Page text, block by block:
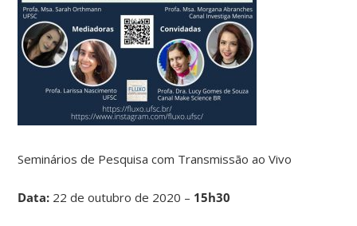
Seminários de Pesquisa com Transmissão ao Vivo
Data: 22 de outubro de 2020 – 15h30